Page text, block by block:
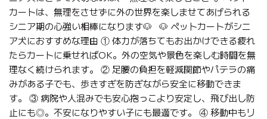
カートは、無理をさせずに外の世界を楽しませてあげられる
シニア期の心強い相棒になります🐶 🐶 ペットカートがシニ
ア犬におすすめな理由 ① 体力が落ちてもお出かけできる疲れ
たらカートに乗せればOK。外の空気や景色を楽しむ時間を無
理なく続けられます。 ② 足腰の負担を軽減関節やパテラの痛
みがある子でも、歩きすぎを防ぎながら安全に移動できま
す。 ③ 病院や人混みでも安心抱っこより安定し、飛び出し防
止にも◎。不安になりやすい子にも最適です。 ④ 移動中もリ